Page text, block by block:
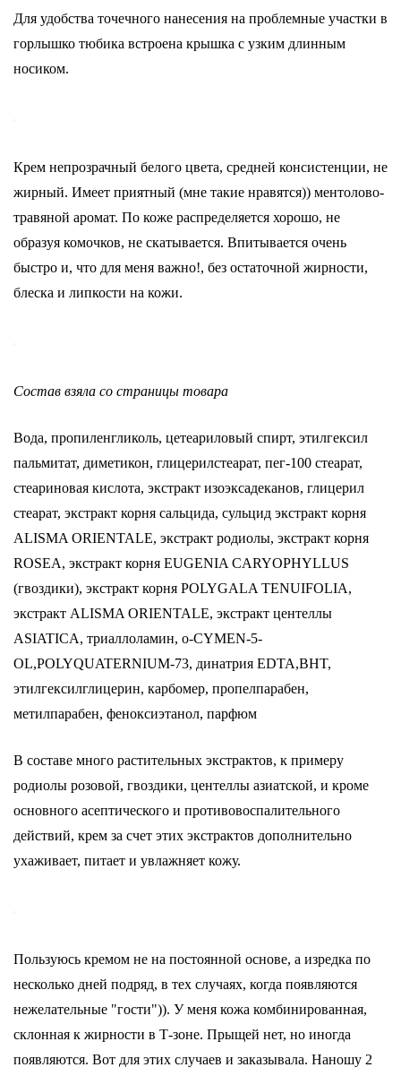
Для удобства точечного нанесения на проблемные участки в
горлышко тюбика встроена крышка с узким длинным
носиком.
Крем непрозрачный белого цвета, средней консистенции, не
жирный. Имеет приятный (мне такие нравятся)) ментолово-
травяной аромат. По коже распределяется хорошо, не
образуя комочков, не скатывается. Впитывается очень
быстро и, что для меня важно!, без остаточной жирности,
блеска и липкости на кожи.
Состав взяла со страницы товара
Вода, пропиленгликоль, цетеариловый спирт, этилгексил
пальмитат, диметикон, глицерилстеарат, пег-100 стеарат,
стеариновая кислота, экстракт изоэксадеканов, глицерил
стеарат, экстракт корня сальцида, сульцид экстракт корня
ALISMA ORIENTALE, экстракт родиолы, экстракт корня
ROSEA, экстракт корня EUGENIA CARYOPHYLLUS
(гвоздики), экстракт корня POLYGALA TENUIFOLIA,
экстракт ALISMA ORIENTALE, экстракт центеллы
ASIATICA, триаллоламин, o-CYMEN-5-
OL,POLYQUATERNIUM-73, динатрия EDTA,BHT,
этилгексилглицерин, карбомер, пропелпарабен,
метилпарабен, феноксиэтанол, парфюм
В составе много растительных экстрактов, к примеру
родиолы розовой, гвоздики, центеллы азиатской, и кроме
основного асептического и противовоспалительного
действий, крем за счет этих экстрактов дополнительно
ухаживает, питает и увлажняет кожу.
Пользуюсь кремом не на постоянной основе, а изредка по
несколько дней подряд, в тех случаях, когда появляются
нежелательные "гости")). У меня кожа комбинированная,
склонная к жирности в Т-зоне. Прыщей нет, но иногда
появляются. Вот для этих случаев и заказывала. Наношу 2